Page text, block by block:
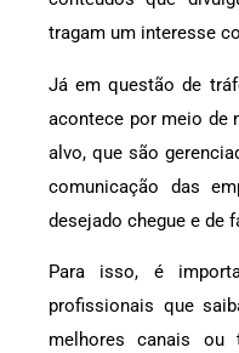
tragam um interesse
Já em questão de
acontece por meio de
alvo, que são
comunicação das
desejado chegue e de
Para isso, é
profissionais que
melhores canais